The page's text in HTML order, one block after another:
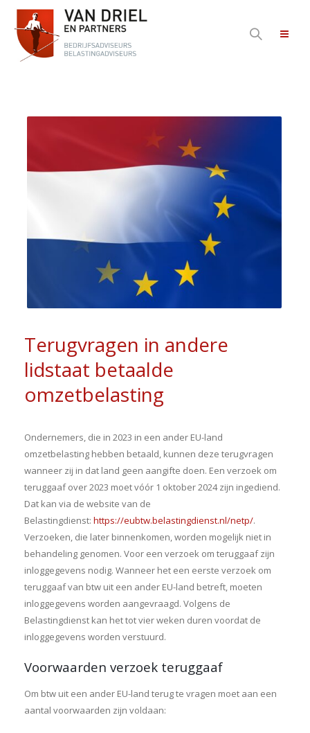
Terugvragen in andere
lidstaat betaalde
omzetbelasting
Ondernemers, die in 2023 in een ander EU-land
omzetbelasting hebben betaald, kunnen deze terugvragen
wanneer zij in dat land geen aangifte doen. Een verzoek om
teruggaaf over 2023 moet vóór 1 oktober 2024 zijn ingediend.
Dat kan via de website van de
Belastingdienst: https://eubtw.belastingdienst.nl/netp/.
Verzoeken, die later binnenkomen, worden mogelijk niet in
behandeling genomen. Voor een verzoek om teruggaaf zijn
inloggegevens nodig. Wanneer het een eerste verzoek om
teruggaaf van btw uit een ander EU-land betreft, moeten
inloggegevens worden aangevraagd. Volgens de
Belastingdienst kan het tot vier weken duren voordat de
inloggegevens worden verstuurd.
Voorwaarden verzoek teruggaaf
Om btw uit een ander EU-land terug te vragen moet aan een
aantal voorwaarden zijn voldaan: